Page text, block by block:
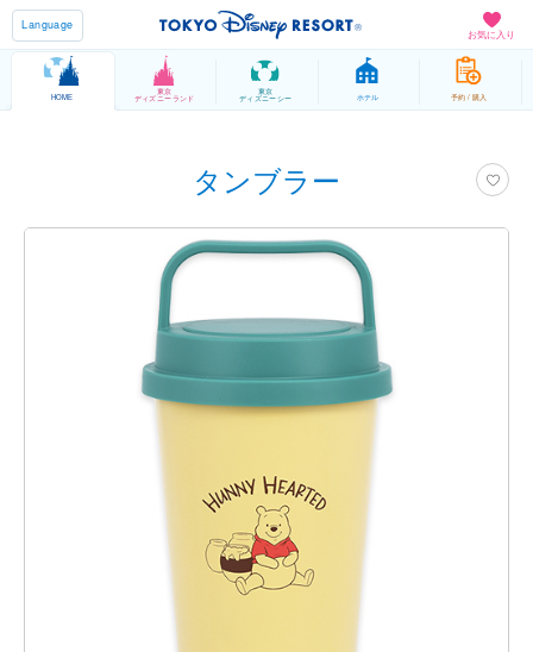
お気に入り
Language
HOME
東京
ディズニーランド
東京
ディズニーシー ホテル 予約 / 購入
タンブラー